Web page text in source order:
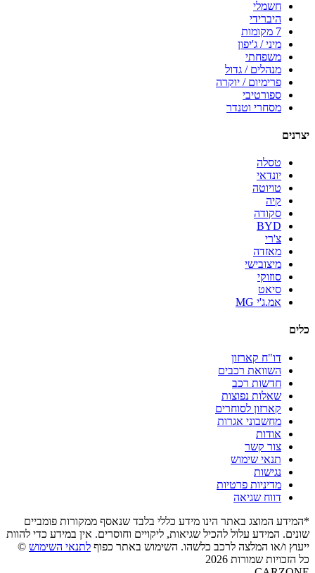
חשמלי
היברידי
7 מקומות
מיני / ג'יפון
משפחתי
מנהלים / גדול
פרימיום / יוקרה
ספורטיבי
מסחרי וטנדר
יצרנים
טסלה
יונדאי
טויוטה
קיה
סקודה
BYD
צ'רי
מאזדה
מיצובישי
סוזוקי
סיאט
אמ.ג'י MG
כלים
דו"ח קארזון
השוואת רכבים
חדשות רכב
שאלות נפוצות
קארזון לסוחרים
מחשבוני אגרות
אודות
צור קשר
תנאי שימוש
נגישות
מדיניות פרטיות
דווח שגיאה
*המידע המוצג באתר הינו מידע כללי בלבד שנאסף ממקורות פומביים
שונים. המידע עלול להכיל שגיאות, ליקויים וחוסרים. אין במידע כדי להוות
ייעוץ ו/או המלצה לרכב כלשהו. השימוש באתר כפוף לתנאי השימוש ©
כל הזכויות שמורות 2026